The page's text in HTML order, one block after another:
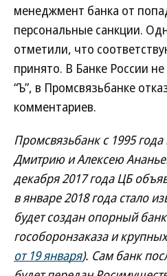
менеджмент банка от
персональные санкции.
отметили, что
принято. В Банке России
“Ъ”, в Промсвязьбанке
комментариев.
Промсвязьбанк с 1995
Дмитрию и Алексею
декабря 2017 года ЦБ
в январе 2018 года стало
будет создан опорный
гособоронзаказа и
от 19 января). Сам банк